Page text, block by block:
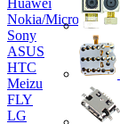
Huawei
Nokia/Microsoft
Sony
ASUS
HTC
Meizu
FLY
LG